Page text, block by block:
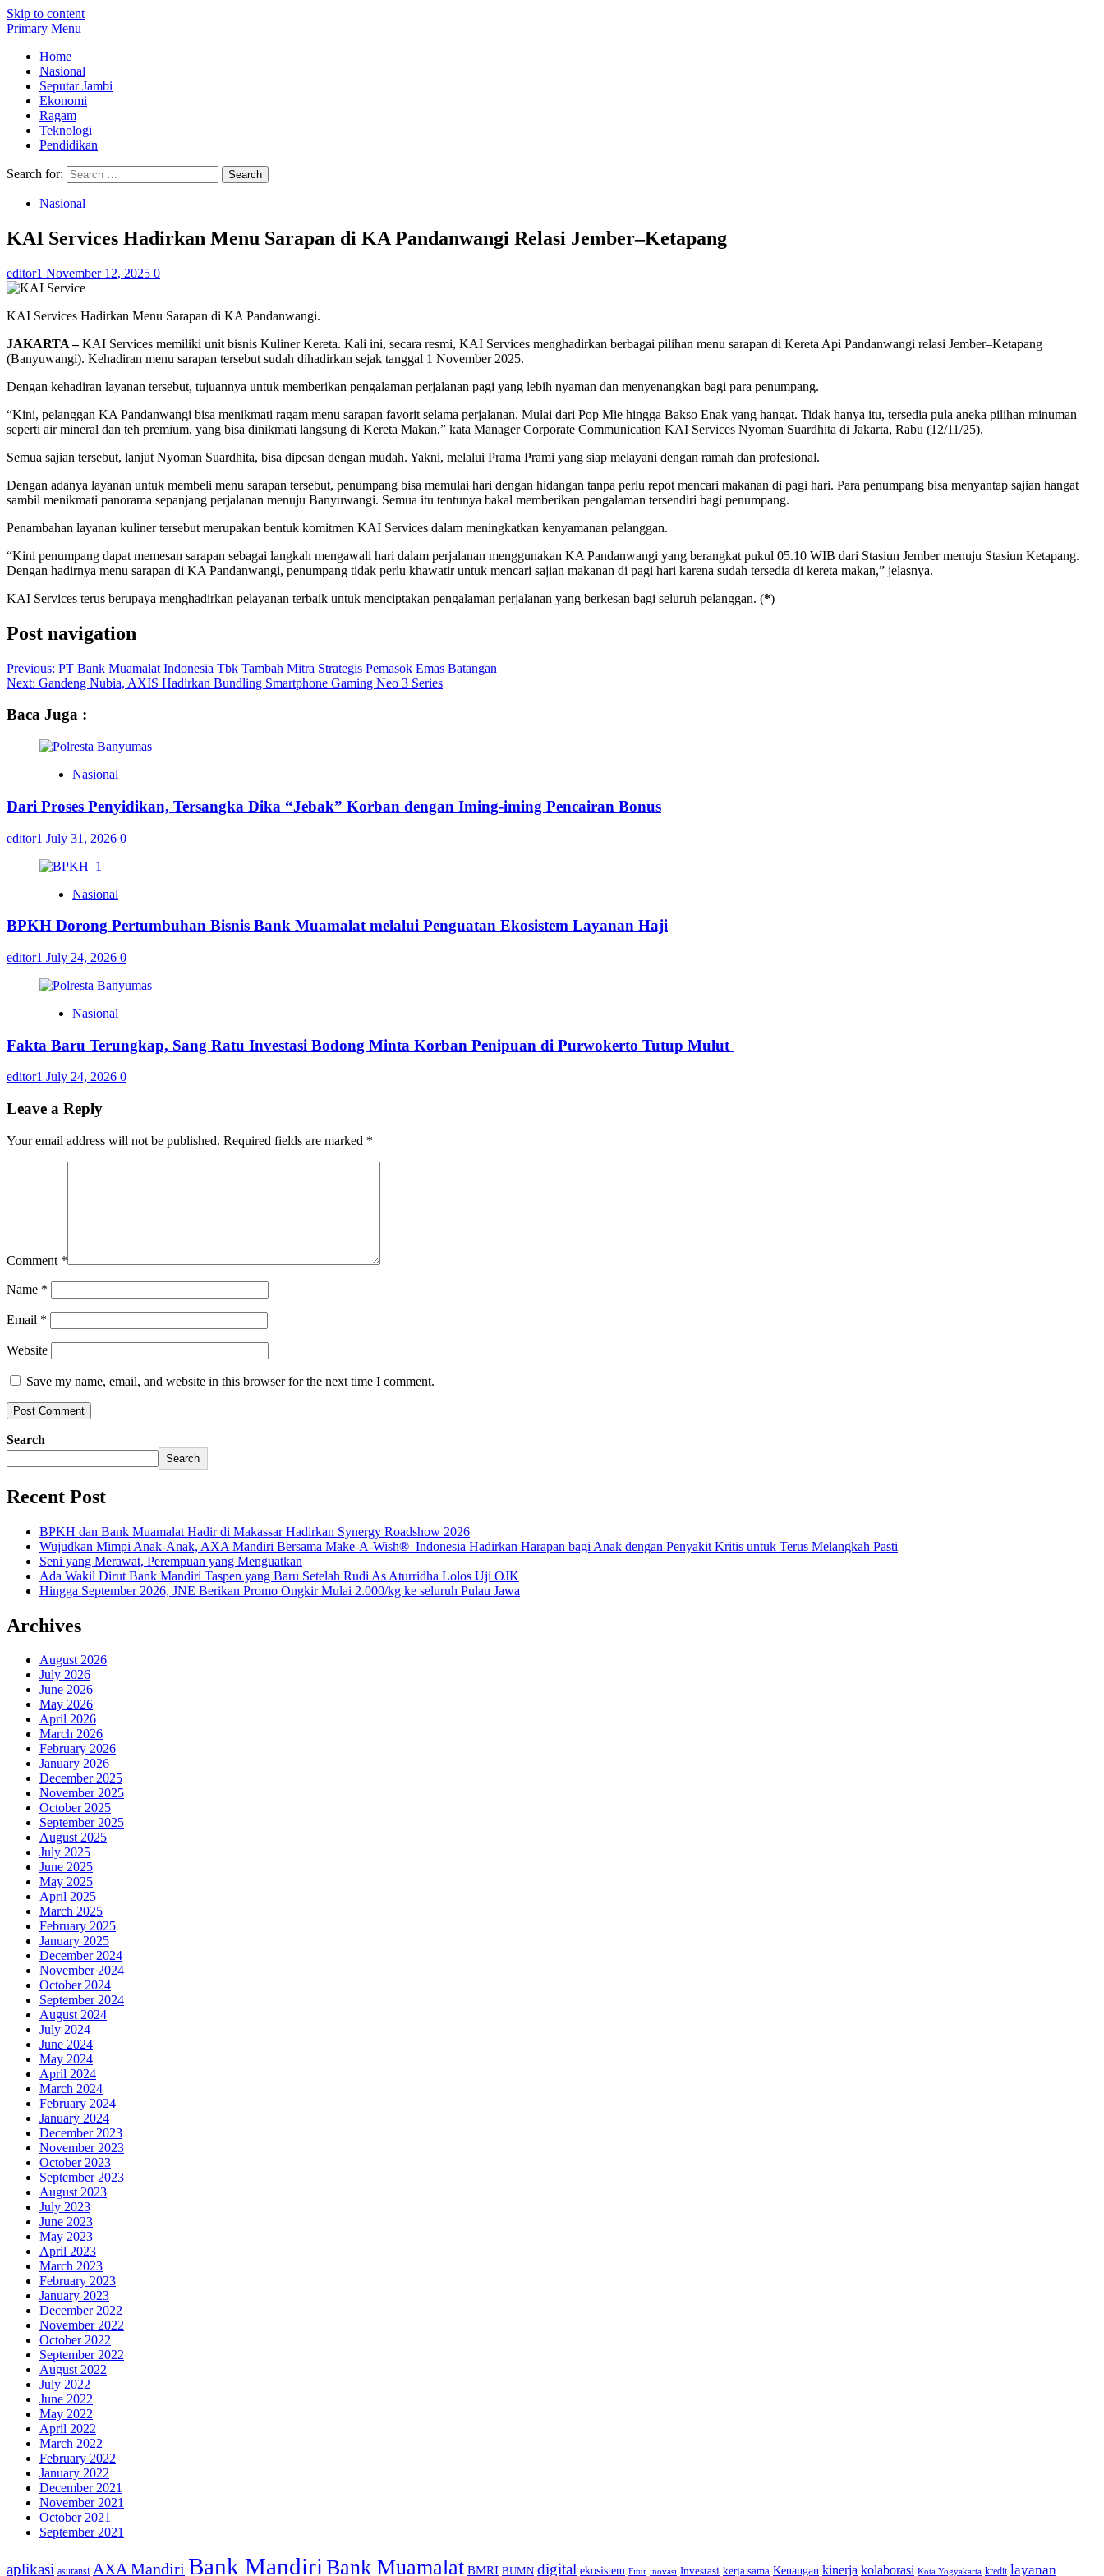
Skip to content
Primary Menu
Home
Nasional
Seputar Jambi
Ekonomi
Ragam
Teknologi
Pendidikan
Search for:
Nasional
KAI Services Hadirkan Menu Sarapan di KA Pandanwangi Relasi Jember–Ketapang
editor1 November 12, 2025 0
KAI Services Hadirkan Menu Sarapan di KA Pandanwangi.
JAKARTA –KAI Services memiliki unit bisnis Kuliner Kereta. Kali ini, secara resmi, KAI Services menghadirkan berbagai pilihan menu sarapan di Kereta Api Pandanwangi relasi Jember–Ketapang
(Banyuwangi). Kehadiran menu sarapan tersebut sudah dihadirkan sejak tanggal 1 November 2025.
Dengan kehadiran layanan tersebut, tujuannya untuk memberikan pengalaman perjalanan pagi yang lebih nyaman dan menyenangkan bagi para penumpang.
“Kini, pelanggan KA Pandanwangi bisa menikmati ragam menu sarapan favorit selama perjalanan. Mulai dari Pop Mie hingga Bakso Enak yang hangat. Tidak hanya itu, tersedia pula aneka pilihan minuman
seperti air mineral dan teh premium, yang bisa dinikmati langsung di Kereta Makan,” kata Manager Corporate Communication KAI Services Nyoman Suardhita di Jakarta, Rabu (12/11/25).
Semua sajian tersebut, lanjut Nyoman Suardhita, bisa dipesan dengan mudah. Yakni, melalui Prama Prami yang siap melayani dengan ramah dan profesional.
Dengan adanya layanan untuk membeli menu sarapan tersebut, penumpang bisa memulai hari dengan hidangan tanpa perlu repot mencari makanan di pagi hari. Para penumpang bisa menyantap sajian hangat
sambil menikmati panorama sepanjang perjalanan menuju Banyuwangi. Semua itu tentunya bakal memberikan pengalaman tersendiri bagi penumpang.
Penambahan layanan kuliner tersebut merupakan bentuk komitmen KAI Services dalam meningkatkan kenyamanan pelanggan.
“Kini penumpang dapat memesan sarapan sebagai langkah mengawali hari dalam perjalanan menggunakan KA Pandanwangi yang berangkat pukul 05.10 WIB dari Stasiun Jember menuju Stasiun Ketapang.
Dengan hadirnya menu sarapan di KA Pandanwangi, penumpang tidak perlu khawatir untuk mencari sajian makanan di pagi hari karena sudah tersedia di kereta makan,” jelasnya.
KAI Services terus berupaya menghadirkan pelayanan terbaik untuk menciptakan pengalaman perjalanan yang berkesan bagi seluruh pelanggan. (*)
Post navigation
Previous: PT Bank Muamalat Indonesia Tbk Tambah Mitra Strategis Pemasok Emas Batangan
Next: Gandeng Nubia, AXIS Hadirkan Bundling Smartphone Gaming Neo 3 Series
Baca Juga :
Nasional
Dari Proses Penyidikan, Tersangka Dika “Jebak” Korban dengan Iming-iming Pencairan Bonus
editor1 July 31, 2026 0
Nasional
BPKH Dorong Pertumbuhan Bisnis Bank Muamalat melalui Penguatan Ekosistem Layanan Haji
editor1 July 24, 2026 0
Nasional
Fakta Baru Terungkap, Sang Ratu Investasi Bodong Minta Korban Penipuan di Purwokerto Tutup Mulut
editor1 July 24, 2026 0
Leave a Reply
Your email address will not be published. Required fields are marked *
Comment *
Name *
Email *
Website
Save my name, email, and website in this browser for the next time I comment.
Search
Search
Recent Post
BPKH dan Bank Muamalat Hadir di Makassar Hadirkan Synergy Roadshow 2026
Wujudkan Mimpi Anak-Anak, AXA Mandiri Bersama Make-A-Wish® Indonesia Hadirkan Harapan bagi Anak dengan Penyakit Kritis untuk Terus Melangkah Pasti
Seni yang Merawat, Perempuan yang Menguatkan
Ada Wakil Dirut Bank Mandiri Taspen yang Baru Setelah Rudi As Aturridha Lolos Uji OJK
Hingga September 2026, JNE Berikan Promo Ongkir Mulai 2.000/kg ke seluruh Pulau Jawa
Archives
August 2026
July 2026
June 2026
May 2026
April 2026
March 2026
February 2026
January 2026
December 2025
November 2025
October 2025
September 2025
August 2025
July 2025
June 2025
May 2025
April 2025
March 2025
February 2025
January 2025
December 2024
November 2024
October 2024
September 2024
August 2024
July 2024
June 2024
May 2024
April 2024
March 2024
February 2024
January 2024
December 2023
November 2023
October 2023
September 2023
August 2023
July 2023
June 2023
May 2023
April 2023
March 2023
February 2023
January 2023
December 2022
November 2022
October 2022
September 2022
August 2022
July 2022
June 2022
May 2022
April 2022
March 2022
February 2022
January 2022
December 2021
November 2021
October 2021
September 2021
aplikasi asuransi AXA Mandiri Bank MandiriBank Muamalat BMRI BUMN digital ekosistem Fitur inovasi Investasi kerja sama Keuangan kinerja kolaborasi Kota Yogyakarta kredit layanan